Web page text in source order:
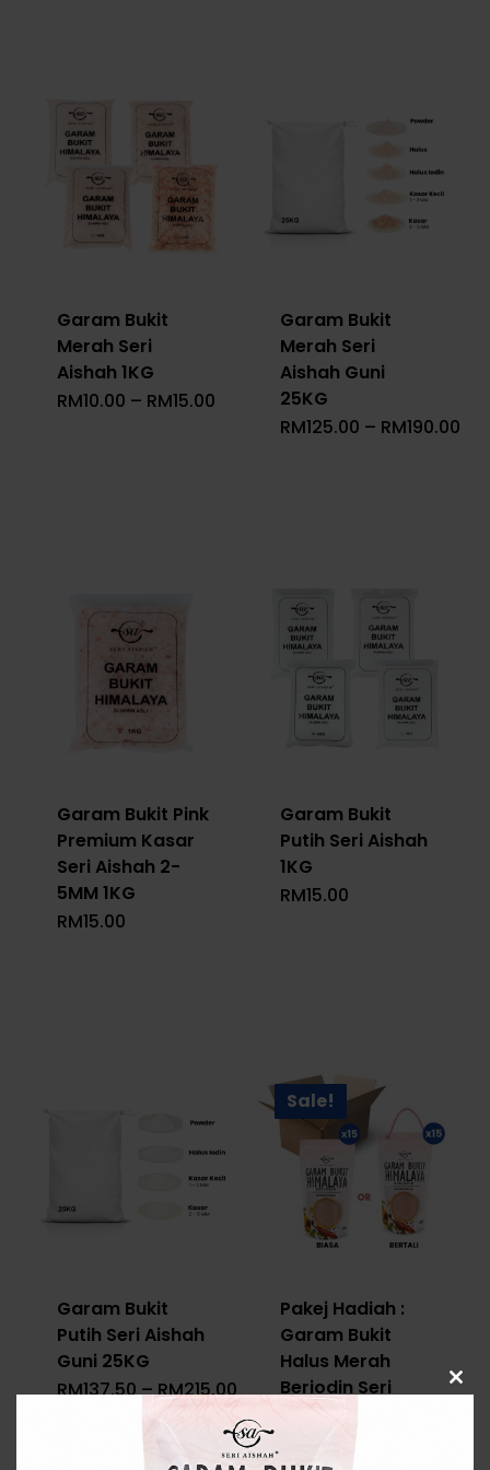
Garam Bukit
Merah Seri
Aishah 1KG
RM10.00 – RM15.00Price
RM10.00
Garam Bukit
Merah Seri
Aishah Guni
25KG
RM125.00 – RM190.00
Garam Bukit Pink
Premium Kasar
Seri Aishah 2-
5MM 1KG
RM15.00
Garam Bukit
Putih Seri Aishah
1KG
RM15.00
Garam Bukit
Putih Seri Aishah
Guni 25KG
RM137.50–RM215.00Price
Range:
RM137.50
Through
RM215.00
Sale!
Pakej Hadiah :
Garam Bukit
Halus Merah
Beriodin Seri
Aishah – 1 Kotak
(15 Unit) Ziplock